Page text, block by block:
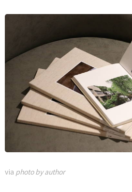
via photo by author